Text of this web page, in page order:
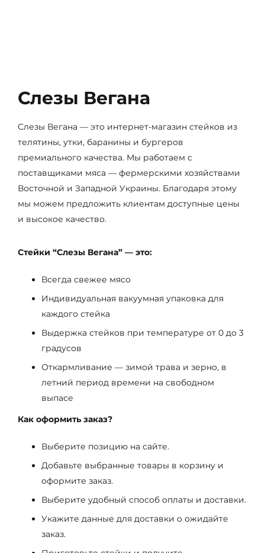
Слезы Вегана
Слезы Вегана — это интернет-магазин стейков из
телятины, утки, баранины и бургеров
премиального качества. Мы работаем с
поставщиками мяса — фермерскими хозяйствами
Восточной и Западной Украины. Благодаря этому
мы можем предложить клиентам доступные цены
и высокое качество.
Стейки “Слезы Вегана” — это:
Всегда свежее мясо
Индивидуальная вакуумная упаковка для
каждого стейка
Выдержка стейков при температуре от 0 до 3
градусов
Откармливание — зимой трава и зерно, в
летний период времени на свободном
выпасе
Как оформить заказ?
Выберите позицию на сайте.
Добавьте выбранные товары в корзину и
оформите заказ.
Выберите удобный способ оплаты и доставки.
Укажите данные для доставки о ожидайте
заказ.